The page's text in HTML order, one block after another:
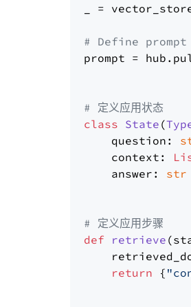
_ =
# Define
prompt =
# 定义应用状态
class State (
    question:
    context:
    answer:
str
# 定义应用步骤
def
retrieve (
return {